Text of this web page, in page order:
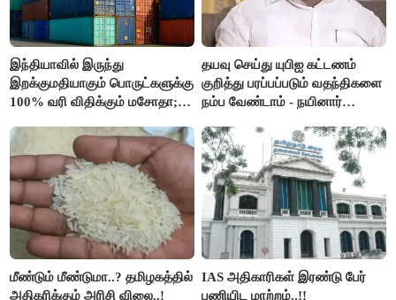
இந்தியாவில் இருந்து
இறக்குமதியாகும் பொருட்களுக்கு
100% வரி விதிக்கும் மசோதா;
தயவு செய்து யுபிஐ கட்டணம்
குறித்து பரப்பப்படும் வதந்திகளை
நம்ப வேண்டாம் - நயினார்
மீண்டும் மீண்டுமா..? தமிழகத்தில்
அதிகரிக்கும் அரிசி விலை..!
IAS அதிகாரிகள் இரண்டு பேர்
பணியிட மாற்றம்..!!